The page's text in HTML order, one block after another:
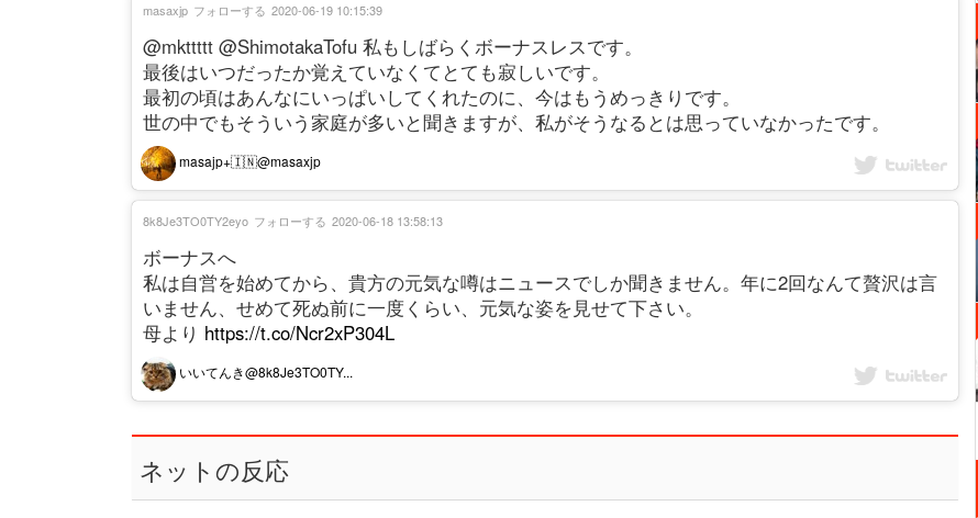
@mkttttt @ShimotakaTofu 私もしばらくボーナスレスです。
最後はいつだったか覚えていなくてとても寂しいです。
最初の頃はあんなにいっぱいしてくれたのに、今はもうめっきりです。
世の中でもそういう家庭が多いと聞きますが、私がそうなるとは思っていなかったです。
masajp+🇮🇳@masaxjp
masaxjp フォローする 2020-06-19 10:15:39
ボーナスへ
私は自営を始めてから、貴方の元気な噂はニュースでしか聞きません。年に2回なんて贅沢は言
いません、せめて死ぬ前に一度くらい、元気な姿を見せて下さい。
母より https://t.co/Ncr2xP304L
いいてんき@8k8Je3TO0TY...
8k8Je3TO0TY2eyo フォローする 2020-06-18 13:58:13
ネットの反応